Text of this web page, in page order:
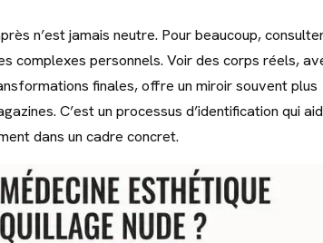
n’est jamais neutre. Pour beaucoup,
complexes personnels. Voir des corps réels,
finales, offre un miroir souvent plus
C’est un processus d’identification qui
dans un cadre concret.